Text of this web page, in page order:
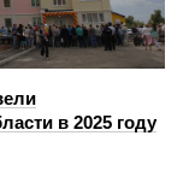
в 2025 году